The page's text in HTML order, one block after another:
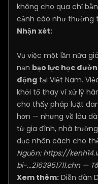
không cho qua chỉ
cảnh cáo như thường
Nhận xét:
Vụ việc một lần nữa
nạn bạo lực học
động tại Việt Nam.
khởi tố thay vì xử lý
cho thấy pháp luật
hơn — nhưng về lâu
từ gia đình, nhà
dục nhân cách cho
Nguồn: https://
bi-...2163951711.chn—
Xem thêm: Diễn đàn